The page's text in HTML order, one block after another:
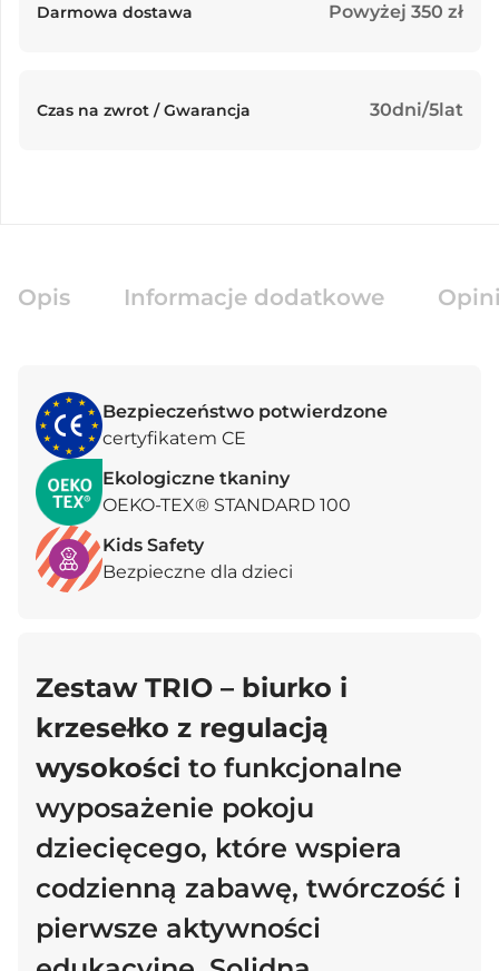
Darmowa dostawa Powyżej 350 zł
Czas na zwrot / Gwarancja 30dni/5lat
Opis Informacje dodatkowe
Bezpieczeństwo potwierdzone
certyfikatem CE
Ekologiczne tkaniny
OEKO-TEX® STANDARD 100
Kids Safety
Bezpieczne dla dzieci
Zestaw TRIO – biurko i
krzesełko z regulacją
wysokości to funkcjonalne
wyposażenie pokoju
dziecięcego, które wspiera
codzienną zabawę, twórczość i
pierwsze aktywności